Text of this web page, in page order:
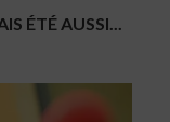
ÉTÉ AUSSI...